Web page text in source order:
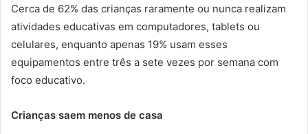
Cerca de 62% das crianças raramente ou nunca realizam
atividades educativas em computadores, tablets ou
celulares, enquanto apenas 19% usam esses
equipamentos entre três a sete vezes por semana com
foco educativo.
Crianças saem menos de casa